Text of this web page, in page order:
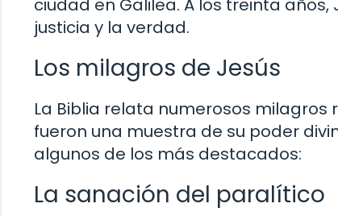
justicia y la verdad.
Los milagros de Jesús
La Biblia relata numerosos milagros
fueron una muestra de su poder
algunos de los más destacados:
La sanación del paralítico